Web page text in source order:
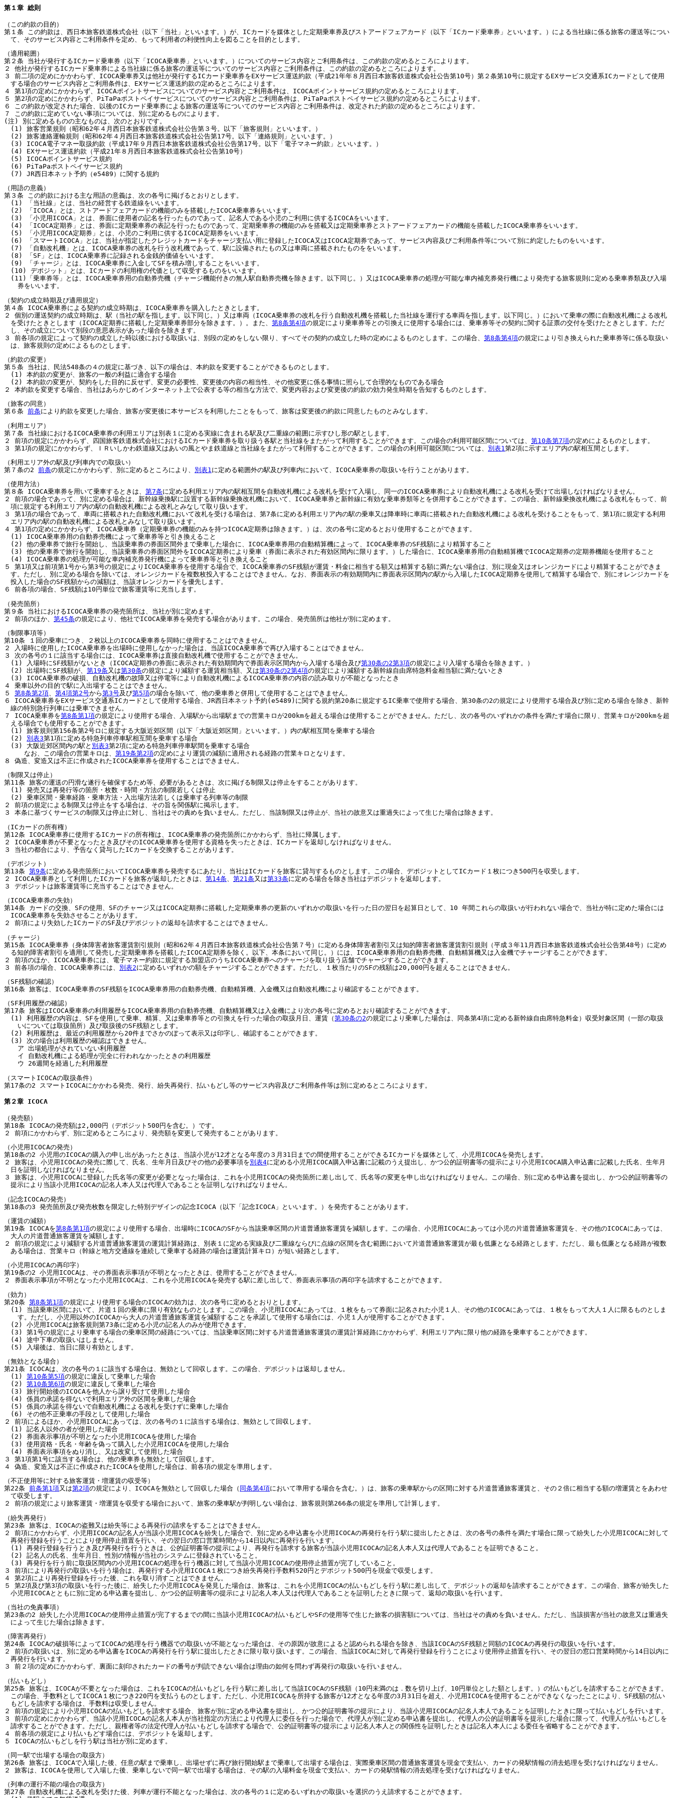
第１章 総則
（この約款の目的）
第１条 この約款は、西日本旅客鉄道株式会社（以下「当社」といいます。）が、ICカードを媒体とした定期乗車券及びストアードフェアカード（以下「ICカード乗車券」といいます。）による当社線に係る旅客の運送等につい
て、そのサービス内容とご利用条件を定め、もって利用者の利便性向上を図ることを目的とします。
（適用範囲）
第２条 当社が発行するICカード乗車券（以下「ICOCA乗車券」といいます。）についてのサービス内容とご利用条件は、この約款の定めるところによります。
２ 他社が発行するICカード乗車券による当社線に係る旅客の運送等についてのサービス内容とご利用条件は、この約款の定めるところによります。
３ 前二項の定めにかかわらず、ICOCA乗車券又は他社が発行するICカード乗車券をEXサービス運送約款（平成21年年８月西日本旅客鉄道株式会社公告第10号）第２条第10号に規定するEXサービス交通系ICカードとして使用
する場合のサービス内容とご利用条件は、EXサービス運送約款の定めるところによります。
４ 第1項の定めにかかわらず、ICOCAポイントサービスについてのサービス内容とご利用条件は、ICOCAポイントサービス規約の定めるところによります。
５ 第2項の定めにかかわらず、PiTaPaポストペイサービスについてのサービス内容とご利用条件は、PiTaPaポストペイサービス規約の定めるところによります。
６ この約款が改定された場合、以後のICカード乗車券による旅客の運送等についてのサービス内容とご利用条件は、改定された約款の定めるところによります。
７ この約款に定めていない事項については、別に定めるものによります。
(注) 別に定めるものの主なものは、次のとおりです。
(1) 旅客営業規則（昭和62年４月西日本旅客鉄道株式会社公告第３号。以下「旅客規則」といいます。）
(2) 旅客連絡運輸規則（昭和62年４月西日本旅客鉄道株式会社公告第17号。以下「連絡規則」といいます。）
(3) ICOCA電子マネー取扱約款（平成17年９月西日本旅客鉄道株式会社公告第17号。以下「電子マネー約款」といいます。）
(4) EXサービス運送約款（平成21年８月西日本旅客鉄道株式会社公告第10号）
(5) ICOCAポイントサービス規約
(6) PiTaPaポストペイサービス規約
(7) JR西日本ネット予約（e5489）に関する規約
（用語の意義）
第３条 この約款における主な用語の意義は、次の各号に掲げるとおりとします。
(1) 「当社線」とは、当社の経営する鉄道線をいいます。
(2) 「ICOCA」とは、ストアードフェアカードの機能のみを搭載したICOCA乗車券をいいます。
(3) 「小児用ICOCA」とは、券面に使用者の記名を行ったものであって、記名人である小児のご利用に供するICOCAをいいます。
(4) 「ICOCA定期券」とは、券面に定期乗車券の表記を行ったものであって、定期乗車券の機能のみを搭載又は定期乗車券とストアードフェアカードの機能を搭載したICOCA乗車券をいいます。
(5) 「小児用ICOCA定期券」とは、小児のご利用に供するICOCA定期券をいいます。
(6) 「スマートICOCA」とは、当社が指定したクレジットカードをチャージ支払い用に登録したICOCA又はICOCA定期券であって、サービス内容及びご利用条件等について別に約定したものをいいます。
(7) 「自動改札機」とは、ICOCA乗車券の改札を行う改札機であって、駅に設備されたもの又は車両に搭載されたものををいいます。
(8) 「SF」とは、ICOCA乗車券に記録される金銭的価値をいいます。
(9) 「チャージ」とは、ICOCA乗車券に入金してSFを積み増しすることをいいます。
(10) デポジット」とは、ICカードの利用権の代価として収受するものをいいます。
(11)「乗車券等」とは、ICOCA乗車券用の自動券売機（チャージ機能付きの無人駅自動券売機を除きます。以下同じ。）又はICOCA乗車券の処理が可能な車内補充券発行機により発売する旅客規則に定める乗車券類及び入場
券をいいます。
（契約の成立時期及び適用規定）
第４条 ICOCA乗車券による契約の成立時期は、ICOCA乗車券を購入したときとします。
２ 個別の運送契約の成立時期は、駅（当社の駅を指します。以下同じ。）又は車両（ICOCA乗車券の改札を行う自動改札機を搭載した当社線を運行する車両を指します。以下同じ。）において乗車の際に自動改札機による改札
を受けたときとします（ICOCA定期券に搭載した定期乗車券部分を除きます。）。また、第8条第4項の規定により乗車券等との引換えに使用する場合には、乗車券等その契約に関する証票の交付を受けたときとします。ただ
し、その成立について別段の意思表示があった場合を除きます。
３ 前各項の規定によって契約の成立した時以後における取扱いは、別段の定めをしない限り、すべてその契約の成立した時の定めによるものとします。この場合、 第8条第4項の規定により引き換えられた乗車券等に係る取扱い
は、旅客規則の定めによるものとします。
（約款の変更）
第５条 当社は、民法548条の４の規定に基づき、以下の場合は、本約款を変更することができるものとします。
(1) 本約款の変更が、旅客の一般の利益に適合する場合
(2) 本約款の変更が、契約をした目的に反せず、変更の必要性、変更後の内容の相当性、その他変更に係る事情に照らして合理的なものである場合
２ 本約款を変更する場合、当社はあらかじめインターネット上で公表する等の相当な方法で、変更内容および変更後の約款の効力発生時期を告知するものとします。
（旅客の同意）
第６条 前条により約款を変更した場合、旅客が変更後に本サービスを利用したことをもって、旅客は変更後の約款に同意したものとみなします。
（利用エリア）
第７条 当社線におけるICOCA乗車券の利用エリアは別表１に定める実線に含まれる駅及び二重線の範囲に示すひし形の駅とします。
２ 前項の規定にかかわらず、四国旅客鉄道株式会社におけるICカード乗車券を取り扱う各駅と当社線をまたがって利用することができます。この場合の利用可能区間については、 第10条第7項の定めによるものとします。
３ 第1項の規定にかかわらず、ＩＲいしかわ鉄道線又はあいの風とやま鉄道線と当社線をまたがって利用することができます。この場合の利用可能区間については、 別表1 第2項に示すエリア内の駅相互間とします。
（利用エリア外の駅及び列車内での取扱い）
第７条の2 前条の規定にかかわらず、別に定めるところにより、 別表1に定める範囲外の駅及び列車内において、ICOCA乗車券の取扱いを行うことがあります。
（使用方法）
第８条 ICOCA乗車券を用いて乗車するときは、 第7条に定める利用エリア内の駅相互間を自動改札機による改札を受けて入場し、同一のICOCA乗車券により自動改札機による改札を受けて出場しなければなりません。
２ 前項の場合であって、別に定める場合は、新幹線乗換駅に設置する新幹線乗換改札機において、ICOCA乗車券と新幹線に有効な乗車券類等とを併用することができます。この場合、新幹線乗換改札機による改札をもって、前
項に規定する利用エリア内の駅の自動改札機による改札とみなして取り扱います。
３ 第1項の場合であって、車両に搭載された自動改札機において改札を受ける場合は、第7条に定める利用エリア内の駅の乗車又は降車時に車両に搭載された自動改札機による改札を受けることをもって、第1項に規定する利用
エリア内の駅の自動改札機による改札とみなして取り扱います。
４ 第1項の定めにかかわらず、ICOCA乗車券（定期乗車券の機能のみを持つICOCA定期券は除きます。）は、次の各号に定めるとおり使用することができます。
(1) ICOCA乗車券用の自動券売機によって乗車券等と引き換えること
(2) 他の乗車券で旅行を開始し、当該乗車券の券面区間外まで乗車した場合に、ICOCA乗車券用の自動精算機によって、ICOCA乗車券のSF残額により精算すること
(3) 他の乗車券で旅行を開始し、当該乗車券の券面区間外をICOCA定期券により乗車（券面に表示された有効区間内に限ります。）した場合に、ICOCA乗車券用の自動精算機でICOCA定期券の定期券機能を使用すること
(4) ICOCA乗車券の処理が可能な車内補充券発行機によって乗車券等と引き換えること
５ 第1項又は前項第1号から第3号の規定によりICOCA乗車券を使用する場合で、ICOCA乗車券のSF残額が運賃・料金に相当する額又は精算する額に満たない場合は、別に現金又はオレンジカードにより精算することができま
す。ただし、別に定める場合を除いては、オレンジカードを複数枚投入することはできません。なお、券面表示の有効期間内に券面表示区間内の駅から入場したICOCA定期券を使用して精算する場合で、別にオレンジカードを
投入した場合のSF残額からの減額は、当該オレンジカードを優先します。
６ 前各項の場合、SF残額は10円単位で旅客運賃等に充当します。
（発売箇所）
第９条 当社におけるICOCA乗車券の発売箇所は、当社が別に定めます。
２ 前項のほか、 第45条の規定により、他社でICOCA乗車券を発売する場合があります。この場合、発売箇所は他社が別に定めます。
（制限事項等）
第10条 １回の乗車につき、２枚以上のICOCA乗車券を同時に使用することはできません。
２ 入場時に使用したICOCA乗車券を出場時に使用しなかった場合は、当該ICOCA乗車券で再び入場することはできません。
３ 次の各号の１に該当する場合には、ICOCA乗車券は直接自動改札機で使用することができません。
(1) 入場時にSF残額がないとき（ICOCA定期券の券面に表示された有効期間内で券面表示区間内から入場する場合及び第30条の2第3項の規定により入場する場合を除きます。）
(2) 出場時にSF残額が、第19条又は第30条の規定により減額する運賃相当額、又は第30条の2第4項の規定により減額する新幹線自由席特急料金相当額に満たないとき
(3) ICOCA乗車券の破損、自動改札機の故障又は停電等により自動改札機によるICOCA乗車券の内容の読み取りが不能となったとき
４ 乗車以外の目的で駅に入出場することはできません。
５ 第8条第2項、 第4項第2号から第3号及び第5項の場合を除いて、他の乗車券と併用して使用することはできません。
６ ICOCA乗車券をEXサービス交通系ICカードとして使用する場合、JR西日本ネット予約(e5489)に関する規約第20条に規定するIC乗車で使用する場合、第30条の2の規定により使用する場合及び別に定める場合を除き、新幹
線の特別急行列車には乗車できません。
７ ICOCA乗車券を第8条第1項の規定により使用する場合、入場駅から出場駅までの営業キロが200kmを超える場合は使用することができません。ただし、次の各号のいずれかの条件を満たす場合に限り、営業キロが200kmを超
える場合でも使用することができます。
(1) 旅客規則第156条第2号ロに規定する大阪近郊区間（以下「大阪近郊区間」といいます。）内の駅相互間を乗車する場合
(2) 別表3第1項に定める特急列車停車駅相互間を乗車する場合
(3) 大阪近郊区間内の駅と 別表3第2項に定める特急列車停車駅間を乗車する場合
なお、この場合の営業キロは、 第19条第2項の定めにより運賃の減額に適用される経路の営業キロとなります。
８ 偽造、変造又は不正に作成されたICOCA乗車券を使用することはできません。
（制限又は停止）
第11条 旅客の運送の円滑な遂行を確保するため等、必要があるときは、次に掲げる制限又は停止をすることがあります。
(1) 発売又は再発行等の箇所・枚数・時間・方法の制限若しくは停止
(2) 乗車区間・乗車経路・乗車方法・入出場方法若しくは乗車する列車等の制限
２ 前項の規定による制限又は停止をする場合は、その旨を関係駅に掲示します。
３ 本条に基づくサービスの制限又は停止に対し、当社はその責めを負いません。ただし、当該制限又は停止が、当社の故意又は重過失によって生じた場合は除きます。
（ICカードの所有権）
第12条 ICOCA乗車券に使用するICカードの所有権は、ICOCA乗車券の発売箇所にかかわらず、当社に帰属します。
２ ICOCA乗車券が不要となったとき及びそのICOCA乗車券を使用する資格を失ったときは、ICカードを返却しなければなりません。
３ 当社の都合により、予告なく貸与したICカードを交換することがあります。
（デポジット）
第13条 第9条に定める発売箇所においてICOCA乗車券を発売するにあたり、当社はICカードを旅客に貸与するものとします。この場合、デポジットとしてICカード１枚につき500円を収受します。
２ ICOCA乗車券として利用したICカードを旅客が返却したときは、 第14条 第21条又は第33条に定める場合を除き当社はデポジットを返却します。
３ デポジットは旅客運賃等に充当することはできません。
（ICOCA乗車券の失効）
第14条 カードの交換、SFの使用、SFのチャージ又はICOCA定期券に搭載した定期乗車券の更新のいずれかの取扱いを行った日の翌日を起算日として、10 年間これらの取扱いが行われない場合で、当社が特に定めた場合には
ICOCA乗車券を失効させることがあります。
２ 前項により失効したICカードのSF及びデポジットの返却を請求することはできません。
（チャージ）
第15条 ICOCA乗車券（身体障害者旅客運賃割引規則（昭和62年４月西日本旅客鉄道株式会社公告第７号）に定める身体障害者割引又は知的障害者旅客運賃割引規則（平成３年11月西日本旅客鉄道株式会社公告第48号）に定め
る知的障害者割引を適用して発売した定期乗車券を搭載したICOCA定期券を除く。以下、本条において同じ。）には、ICOCA乗車券用の自動券売機、自動精算機又は入金機でチャージすることができます。
２ 前項のほか、ICOCA乗車券には、電子マネー約款に規定する加盟店のうちICOCA乗車券へのチャージを取り扱う店舗でチャージすることができます。
３ 前各項の場合、ICOCA乗車券には、 別表2に定めるいずれかの額をチャージすることができます。ただし、１枚当たりのSFの残額は20,000円を超えることはできません。
（SF残額の確認）
第16条 旅客は、ICOCA乗車券のSF残額をICOCA乗車券用の自動券売機、自動精算機、入金機又は自動改札機により確認することができます。
（SF利用履歴の確認）
第17条 旅客はICOCA乗車券の利用履歴をICOCA乗車券用の自動券売機、自動精算機又は入金機により次の各号に定めるとおり確認することができます。
(1) 利用履歴の内容は、SFを使用して乗車、精算、又は乗車券等との引換えを行った場合の取扱月日、運賃（第30条の2の規定により乗車した場合は、同条第4項に定める新幹線自由席特急料金）収受対象区間（一部の取扱
いについては取扱箇所）及び取扱後のSF残額とします。
(2) 利用履歴は、最近の利用履歴から20件までさかのぼって表示又は印字し、確認することができます。
(3) 次の場合は利用履歴の確認はできません。
ア 出場処理がされていない利用履歴
イ 自動改札機による処理が完全に行われなかったときの利用履歴
ウ 26週間を経過した利用履歴
（スマートICOCAの取扱条件）
第17条の2 スマートICOCAにかかわる発売、発行、紛失再発行、払いもどし等のサービス内容及びご利用条件等は別に定めるところによります。
第２章 ICOCA
（発売額）
第18条 ICOCAの発売額は2,000円（デポジット500円を含む。）です。
２ 前項にかかわらず、別に定めるところにより、発売額を変更して発売することがあります。
（小児用ICOCAの発売）
第18条の2 小児用のICOCAの購入の申し出があったときは、当該小児が12才となる年度の３月31日までの間使用することができるICカードを媒体として、小児用ICOCAを発売します。
２ 旅客は、小児用ICOCAの発売に際して、氏名、生年月日及びその他の必要事項を別表4に定める小児用ICOCA購入申込書に記載のうえ提出し、かつ公的証明書等の提示により小児用ICOCA購入申込書に記載した氏名、生年月
日を証明しなければなりません。
３ 旅客は、小児用ICOCAに登録した氏名等の変更が必要となった場合は、これを小児用ICOCAの発売箇所に差し出して、氏名等の変更を申し出なければなりません。この場合、別に定める申込書を提出し、かつ公的証明書等の
提示により当該小児用ICOCAの記名人本人又は代理人であることを証明しなければなりません。
（記念ICOCAの発売）
第18条の3 発売箇所及び発売枚数を限定した特別デザインの記念ICOCA（以下「記念ICOCA」といいます。）を発売することがあります。
（運賃の減額）
第19条 ICOCAを第8条第1項の規定により使用する場合、出場時にICOCAのSFから当該乗車区間の片道普通旅客運賃を減額します。この場合、小児用ICOCAにあっては小児の片道普通旅客運賃を、その他のICOCAにあっては、
大人の片道普通旅客運賃を減額します。
２ 前項の規定により減額する片道普通旅客運賃の運賃計算経路は、別表１に定める実線及び二重線ならびに点線の区間を含む範囲において片道普通旅客運賃が最も低廉となる経路とします。ただし、最も低廉となる経路が複数
ある場合は、営業キロ（幹線と地方交通線を連続して乗車する経路の場合は運賃計算キロ）が短い経路とします。
（小児用ICOCAの再印字）
第19条の2 小児用ICOCAは、その券面表示事項が不明となったときは、使用することができません。
２ 券面表示事項が不明となった小児用ICOCAは、これを小児用ICOCAを発売する駅に差し出して、券面表示事項の再印字を請求することができます。
（効力）
第20条 第8条第1項の規定により使用する場合のICOCAの効力は、次の各号に定めるとおりとします。
(1) 当該乗車区間において、片道１回の乗車に限り有効なものとします。この場合、小児用ICOCAにあっては、１枚をもって券面に記名された小児１人、その他のICOCAにあっては、１枚をもって大人１人に限るものとしま
す。ただし、小児用以外のICOCAから大人の片道普通旅客運賃を減額することを承諾して使用する場合には、小児１人が使用することができます。
(2) 小児用ICOCAは旅客規則第73条に定める小児の記名人のみが使用できます。
(3) 第1号の規定により乗車する場合の乗車区間の経路については、当該乗車区間に対する片道普通旅客運賃の運賃計算経路にかかわらず、利用エリア内に限り他の経路を乗車することができます。
(4) 途中下車の取扱いはしません。
(5) 入場後は、当日に限り有効とします。
（無効となる場合）
第21条 ICOCAは、次の各号の１に該当する場合は、無効として回収します。この場合、デポジットは返却しません。
(1)第10条第5項の規定に違反して乗車した場合
(2)第10条第6項の規定に違反して乗車した場合
(3) 旅行開始後のICOCAを他人から譲り受けて使用した場合
(4) 係員の承諾を得ないで利用エリア外の区間を乗車した場合
(5) 係員の承諾を得ないで自動改札機による改札を受けずに乗車した場合
(6) その他不正乗車の手段として使用した場合
２ 前項によるほか、小児用ICOCAにあっては、次の各号の１に該当する場合は、無効として回収します。
(1) 記名人以外の者が使用した場合
(2) 券面表示事項が不明となった小児用ICOCAを使用した場合
(3) 使用資格・氏名・年齢を偽って購入した小児用ICOCAを使用した場合
(4) 券面表示事項をぬり消し、又は改変して使用した場合
３ 第1項第1号に該当する場合は、他の乗車券も無効として回収します。
４ 偽造、変造又は不正に作成されたICOCAを使用した場合は、前各項の規定を準用します。
（不正使用等に対する旅客運賃・増運賃の収受等）
第22条 前条第1項又は第2項の規定により、ICOCAを無効として回収した場合（ 同条第4項において準用する場合を含む。）は、旅客の乗車駅からの区間に対する片道普通旅客運賃と、その２倍に相当する額の増運賃とをあわせ
て収受します。
２ 前項の規定により旅客運賃・増運賃を収受する場合において、旅客の乗車駅が判明しない場合は、旅客規則第266条の規定を準用して計算します。
（紛失再発行）
第23条 旅客は、ICOCAの盗難又は紛失等による再発行の請求をすることはできません。
２ 前項にかかわらず、小児用ICOCAの記名人が当該小児用ICOCAを紛失した場合で、別に定める申込書を小児用ICOCAの再発行を行う駅に提出したときは、次の各号の条件を満たす場合に限って紛失した小児用ICOCAに対して
再発行登録を行うことにより使用停止措置を行い、その翌日の窓口営業時間から14日以内に再発行を行います。
(1) 再発行登録を行うとき及び再発行を行うときは、公的証明書等の提示により、再発行を請求する旅客が当該小児用ICOCAの記名人本人又は代理人であることを証明できること。
(2) 記名人の氏名、生年月日、性別の情報が当社のシステムに登録されていること。
(3) 再発行を行う前に取扱区間内の小児用ICOCAの処理を行う機器に対して当該小児用ICOCAの使用停止措置が完了していること。
３ 前項により再発行の取扱いを行う場合は、再発行する小児用ICOCA１枚につき紛失再発行手数料520円とデポジット500円を現金で収受します。
４ 第2項により再発行登録を行った後、これを取り消すことはできません。
５ 第2項及び第3項の取扱いを行った後に、紛失した小児用ICOCAを発見した場合は、旅客は、これを小児用ICOCAの払いもどしを行う駅に差し出して、デポジットの返却を請求することができます。この場合、旅客が紛失した
小児用ICOCAとともに別に定める申込書を提出し、かつ公的証明書等の提示により記名人本人又は代理人であることを証明したときに限って、返却の取扱いを行います。
（当社の免責事項）
第23条の2 紛失した小児用ICOCAの使用停止措置が完了するまでの間に当該小児用ICOCAの払いもどしやSFの使用等で生じた旅客の損害額については、当社はその責めを負いません。ただし、当該損害が当社の故意又は重過失
によって生じた場合は除きます。
（障害再発行）
第24条 ICOCAの破損等によってICOCAの処理を行う機器での取扱いが不能となった場合は、その原因が故意によると認められる場合を除き、当該ICOCAのSF残額と同額のICOCAの再発行の取扱いを行います。
２ 前項の取扱いは、別に定める申込書をICOCAの再発行を行う駅に提出したときに限り取り扱います。この場合、当該ICOCAに対して再発行登録を行うことにより使用停止措置を行い、その翌日の窓口営業時間から14日以内に
再発行を行います。
３ 前２項の定めにかかわらず、裏面に刻印されたカードの番号が判読できない場合は理由の如何を問わず再発行の取扱いを行いません。
（払いもどし）
第25条 旅客は、ICOCAが不要となった場合は、これをICOCAの払いもどしを行う駅に差し出して当該ICOCAのSF残額（10円未満のは．数を切り上げ、10円単位とした額とします。）の払いもどしを請求することができます。
この場合、手数料としてICOCA１枚につき220円を支払うものとします。ただし、小児用ICOCAを所持する旅客が12才となる年度の3月31日を超え、小児用ICOCAを使用することができなくなったことにより、SF残額の払い
もどしを請求する場合は、手数料は収受しません。
２ 前項の規定により小児用ICOCAの払いもどしを請求する場合、旅客が別に定める申込書を提出し、かつ公的証明書等の提示により、当該小児用ICOCAの記名人本人であることを証明したときに限って払いもどしを行います。
３ 前項の定めにかかわらず、当該小児用ICOCAの記名人本人が当社指定の方法により代理人に委任を行った場合で、代理人が別に定める申込書を提出し、代理人の公的証明書等を提示した場合に限って、代理人が払いもどしを
請求することができます。ただし、親権者等の法定代理人が払いもどしを請求する場合で、公的証明書等の提示により記名人本人との関係性を証明したときは記名人本人による委任を省略することができます。
４ 前各項の規定により払いもどす場合には、デポジットを返却します。
５ ICOCAの払いもどしを行う駅は当社が別に定めます。
（同一駅で出場する場合の取扱方）
第26条 旅客は、ICOCAで入場した後、任意の駅まで乗車し、出場せずに再び旅行開始駅まで乗車して出場する場合は、実際乗車区間の普通旅客運賃を現金で支払い、カードの発駅情報の消去処理を受けなければなりません。
２ 旅客は、ICOCAを使用して入場した後、乗車しないで同一駅で出場する場合は、その駅の入場料金を現金で支払い、カードの発駅情報の消去処理を受けなければなりません。
（列車の運行不能の場合の取扱方）
第27条 自動改札機による改札を受けた後、列車が運行不能となった場合は、次の各号の１に定めるいずれかの取扱いを選択のうえ請求することができます。